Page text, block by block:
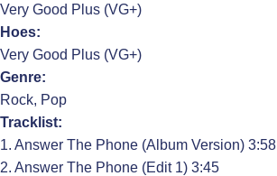
Very Good Plus (VG+)
Hoes:
Very Good Plus (VG+)
Genre:
Rock, Pop
Tracklist:
1. Answer The Phone (Album Version) 3:58
2. Answer The Phone (Edit 1) 3:45